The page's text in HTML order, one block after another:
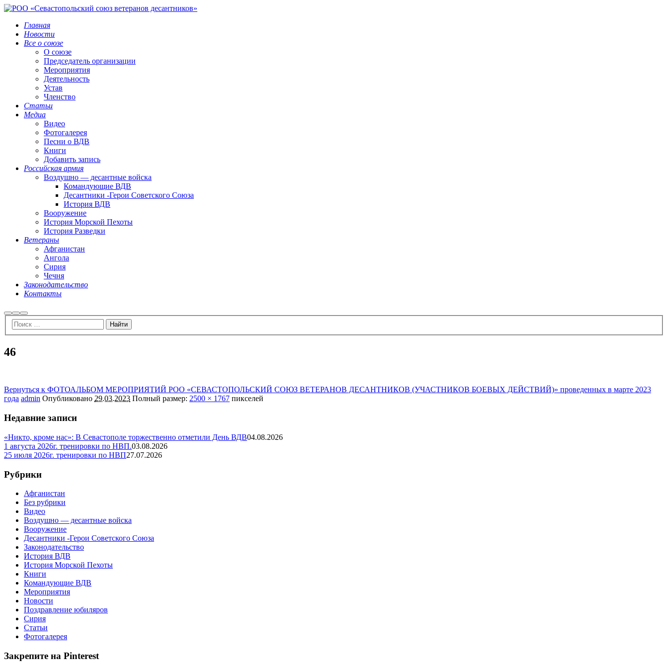
Главная
Новости
Все о союзе
О союзе
Председатель организации
Мероприятия
Деятельность
Устав
Членство
Статьи
Медиа
Видео
Фотогалерея
Песни о ВДВ
Книги
Добавить запись
Российская армия
Воздушно — десантные войска
Командующие ВДВ
Десантники -Герои Советского Союза
История ВДВ
Вооружение
История Морской Пехоты
История Разведки
Ветераны
Афганистан
Ангола
Сирия
Чечня
Законодательство
Контакты
НайтиБольше
информации
Главное
меню
46
Вернуться к ФОТОАЛЬБОМ МЕРОПРИЯТИЙ РОО «СЕВАСТОПОЛЬСКИЙ СОЮЗ ВЕТЕРАНОВ ДЕСАНТНИКОВ (УЧАСТНИКОВ БОЕВЫХ ДЕЙСТВИЙ)» проведенных в марте 2023
года admin Опубликовано 29.03.2023 Полный размер: 2500 × 1767 пикселей
Недавние записи
«Никто, кроме нас»: В Севастополе торжественно отметили День ВДВ04.08.2026
1 августа 2026г. тренировки по НВП.03.08.2026
25 июля 2026г. тренировки по НВП27.07.2026
Рубрики
Афганистан
Без рубрики
Видео
Воздушно — десантные войска
Вооружение
Десантники -Герои Советского Союза
Законодательство
История ВДВ
История Морской Пехоты
Книги
Командующие ВДВ
Мероприятия
Новости
Поздравление юбиляров
Сирия
Статьи
Фотогалерея
Закрепите на Pinterest